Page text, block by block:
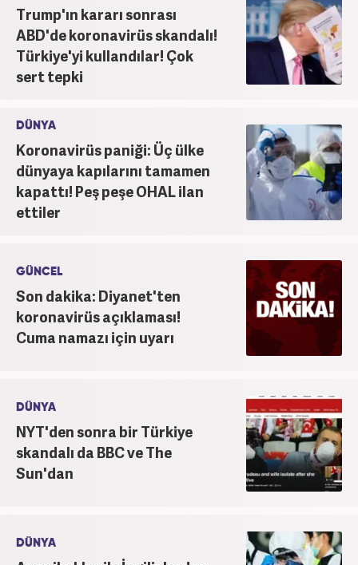
Trump'ın kararı sonrası
ABD'de koronavirüs skandalı!
Türkiye'yi kullandılar! Çok
sert tepki
DÜNYA
Koronavirüs paniği: Üç ülke
dünyaya kapılarını tamamen
kapattı! Peş peşe OHAL ilan
ettiler
GÜNCEL
Son dakika: Diyanet'ten
koronavirüs açıklaması!
Cuma namazı için uyarı
DÜNYA
NYT'den sonra bir Türkiye
skandalı da BBC ve The
Sun'dan
DÜNYA